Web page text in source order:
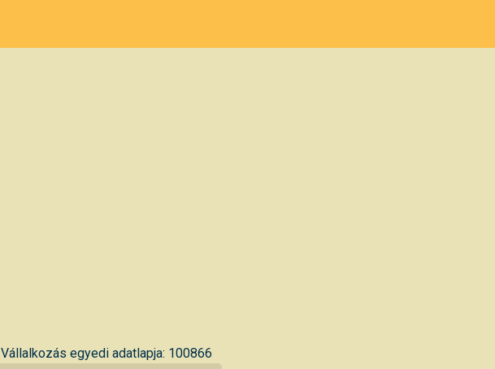
Vállalkozás egyedi adatlapja: 100866